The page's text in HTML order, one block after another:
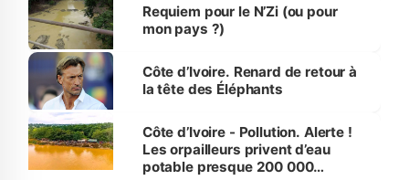
Requiem pour le N’Zi (ou pour
mon pays ?)
Côte d’Ivoire. Renard de retour à
la tête des Éléphants
Côte d’Ivoire - Pollution. Alerte !
Les orpailleurs privent d’eau
potable presque 200 000